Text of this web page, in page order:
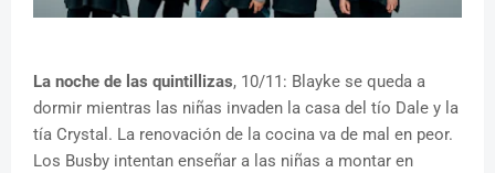
La noche de las quintillizas, 10/11: Blayke se queda a
dormir mientras las niñas invaden la casa del tío Dale y la
tía Crystal. La renovación de la cocina va de mal en peor.
Los Busby intentan enseñar a las niñas a montar en